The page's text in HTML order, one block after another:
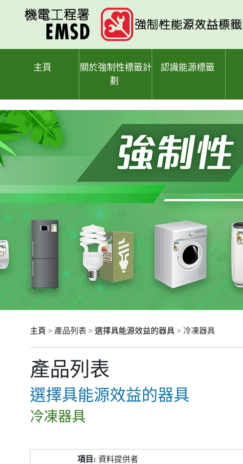
主頁
關於強制性標籤計
劃
認識能源標籤
主頁 > 產品列表 > 選擇具能源效益的器具 > 冷凍器具
產品列表
選擇具能源效益的器具
冷凍器具
資料提供者